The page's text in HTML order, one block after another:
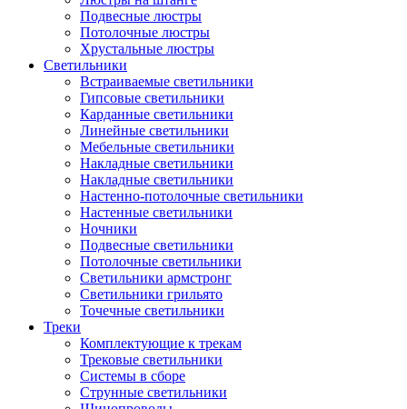
Подвесные люстры
Потолочные люстры
Хрустальные люстры
Светильники
Встраиваемые светильники
Гипсовые светильники
Карданные светильники
Линейные светильники
Мебельные светильники
Накладные светильники
Накладные светильники
Настенно-потолочные светильники
Настенные светильники
Ночники
Подвесные светильники
Потолочные светильники
Светильники армстронг
Светильники грильято
Точечные светильники
Треки
Комплектующие к трекам
Трековые светильники
Системы в сборе
Струнные светильники